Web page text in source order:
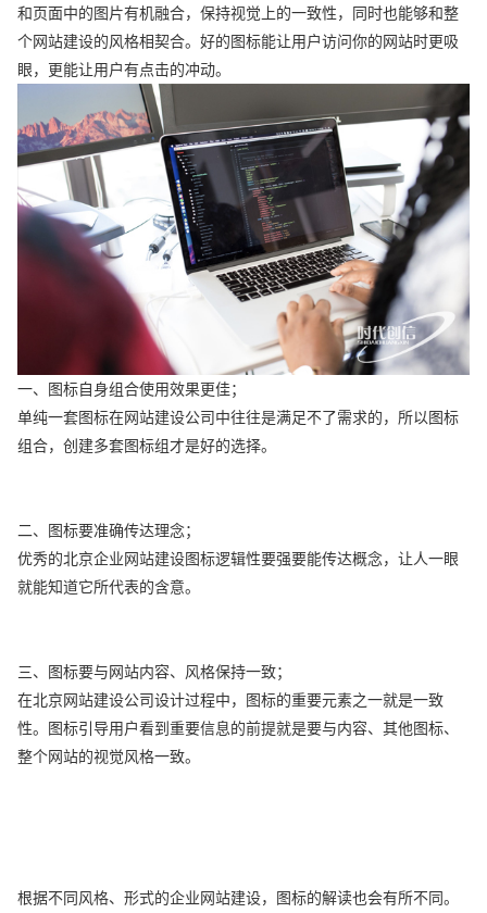
和页面中的图片有机融合，保持视觉上的一致性，同时也能够和整
个网站建设的风格相契合。好的图标能让用户访问你的网站时更吸
眼，更能让用户有点击的冲动。
一、图标自身组合使用效果更佳；
单纯一套图标在网站建设公司中往往是满足不了需求的，所以图标
组合，创建多套图标组才是好的选择。
二、图标要准确传达理念；
优秀的北京企业网站建设图标逻辑性要强要能传达概念，让人一眼
就能知道它所代表的含意。
三、图标要与网站内容、风格保持一致；
在北京网站建设公司设计过程中，图标的重要元素之一就是一致
性。图标引导用户看到重要信息的前提就是要与内容、其他图标、
整个网站的视觉风格一致。
根据不同风格、形式的企业网站建设，图标的解读也会有所不同。